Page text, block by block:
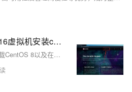
centos的官网下载和vm16虚拟机安装centos8【保姆级教程图解】
本文详细介绍了如何在官网下载CentOS 8以及在VMware Workstation Pro 16虚拟机上安装CentOS 8的步骤，包括可能出现的问题和解决方案，如vcpu-0错误的处理方法。